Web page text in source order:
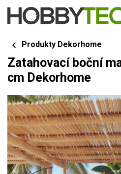
Produkty Dekorhome
Zatahovací boční
cm Dekorhome